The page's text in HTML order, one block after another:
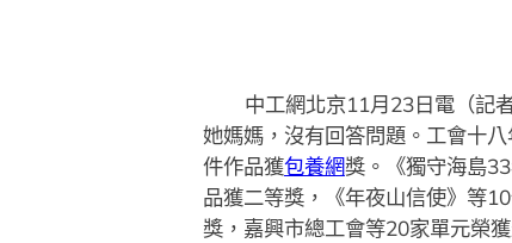
中工網北京11月23日電（記
她媽媽，沒有回答問題。工會十
件作品獲包養網獎。《獨守海島
品獲二等獎，《年夜山信使》等
獎，嘉興市總工會等20家單元榮